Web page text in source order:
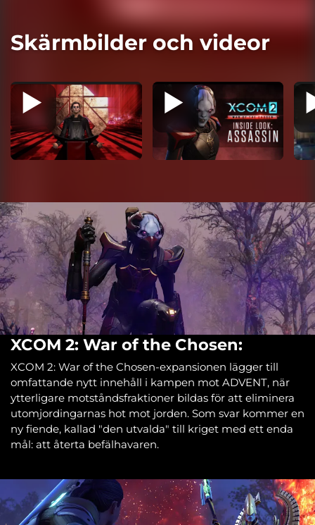
Skärmbilder och videor
XCOM 2: War of the Chosen:
XCOM 2: War of the Chosen-expansionen lägger till
omfattande nytt innehåll i kampen mot ADVENT, när
ytterligare motståndsfraktioner bildas för att eliminera
utomjordingarnas hot mot jorden. Som svar kommer en
ny fiende, kallad "den utvalda" till kriget med ett enda
mål: att återta befälhavaren.